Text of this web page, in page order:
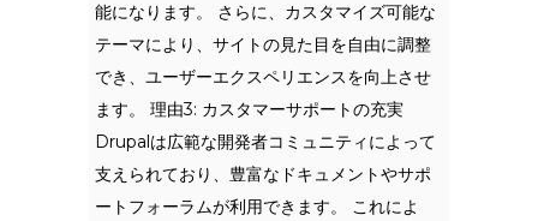
能になります。 さらに、カスタマイズ可能な
テーマにより、サイトの見た目を自由に調整
でき、ユーザーエクスペリエンスを向上させ
ます。 理由3: カスタマーサポートの充実
Drupalは広範な開発者コミュニティによって
支えられており、豊富なドキュメントやサポ
ートフォーラムが利用できます。 これによ